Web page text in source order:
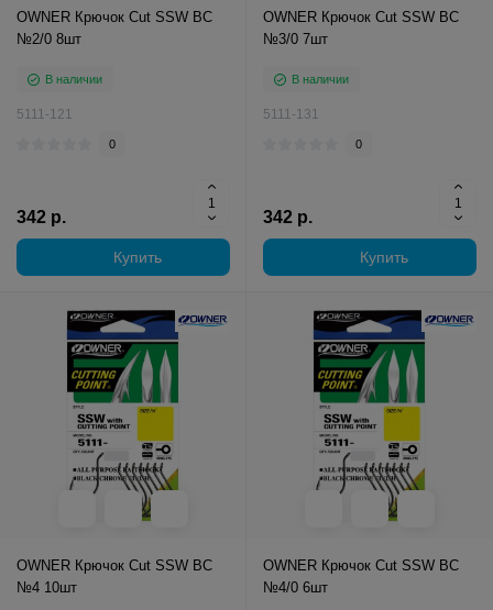
OWNER Крючок Cut SSW BC
№2/0 8шт
В наличии
5111-121
0
342 р.
Купить
OWNER Крючок Cut SSW BC
№3/0 7шт
В наличии
5111-131
0
342 р.
Купить
OWNER Крючок Cut SSW BC
№4 10шт
OWNER Крючок Cut SSW BC
№4/0 6шт